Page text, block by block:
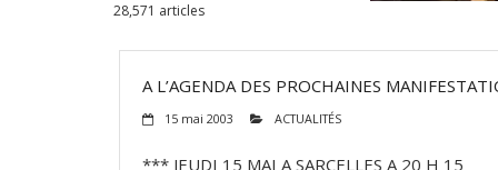
28,571 articles
A L’AGENDA DES PROCHAINES
15 mai 2003 ACTUALITÉS
*** JEUDI 15 MAI A SARCELLES A 20 H 15